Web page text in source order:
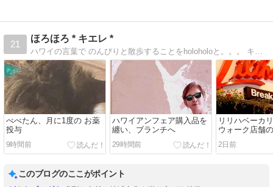
21
ほろほろ * キエレ *
ハワイの言葉で のんびりと散歩することをholoholoと。。。 キエレは薫り高いガーデニアの花 人生を日々の散歩のように…
べべたん、月に1度の お薬
投与
9時間前
ハワイアンフェア購入品を
纏い、ブランチへ
29時間前
リリハベーカ
ウォーク店舗
2日前
このブログのここがポイント